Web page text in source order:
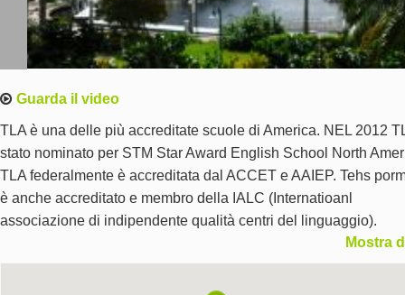
Guarda il video
TLA è una delle più accreditate scuole di America. NEL 2012
stato nominato per STM Star Award English School North
TLA federalmente è accreditata dal ACCET e AAIEP. Tehs
è anche accreditato e membro della IALC (Internatioanl
associazione di indipendente qualità centri del linguaggio).
Mostra